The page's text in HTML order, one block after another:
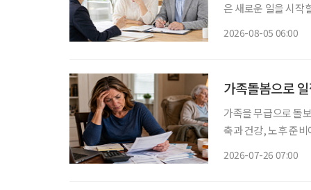
은 새로운 일을 시작
2026-08-05 06:00
가족돌봄으로
가족을 무급으로 돌
축과 건강, 노후 준
2026-07-26 07:00